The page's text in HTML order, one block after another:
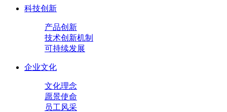
科技创新
产品创新
技术创新机制
可持续发展
企业文化
文化理念
愿景使命
员工风采